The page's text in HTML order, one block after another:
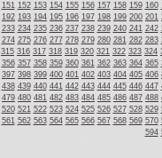
151 152 153 154 155 156 157 158 159 160
192 193 194 195 196 197 198 199 200 201
233 234 235 236 237 238 239 240 241 242
274 275 276 277 278 279 280 281 282 283
315 316 317 318 319 320 321 322 323 324
356 357 358 359 360 361 362 363 364 365
397 398 399 400 401 402 403 404 405 406
438 439 440 441 442 443 444 445 446 447
479 480 481 482 483 484 485 486 487 488
520 521 522 523 524 525 526 527 528 529
561 562 563 564 565 566 567 568 569 570
594